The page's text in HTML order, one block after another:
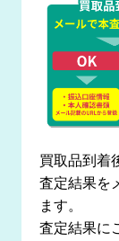
買取品到着
査定結果を
ます。
査定結果に